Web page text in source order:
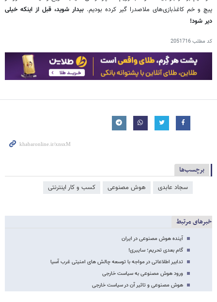
پیچ و خم کاغذبازی‌های ملاصدرا گیر کرده بودیم. بیدار شوید، قبل از اینکه خیلی
دیر شود!
کد مطلب2051716
برچسب‌ها
سجاد عابدی هوش مصنوعی کسب و کار اینترنتی
خبرهای مرتبط
آینده هوش مصنوعی در ایران
گام بعدی تحریم؛ سایبری!
تدابیر اطلاعاتی در مواجه با توسعه چالش های امنیتی غرب آسیا
ورود هوش مصنوعی به سیاست خارجی
هوش مصنوعی و تاثیر آن در سیاست خارجی